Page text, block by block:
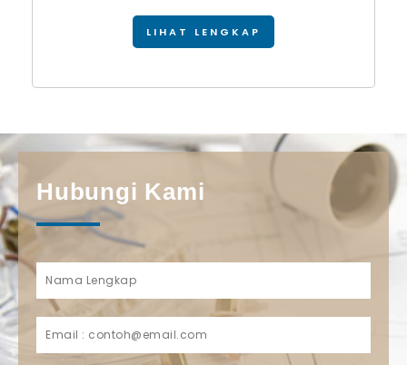
LIHAT LENGKAP
Hubungi Kami